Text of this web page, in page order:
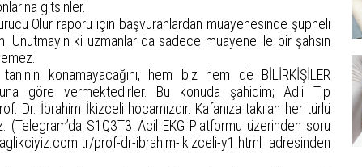
gitsinler.
Olur raporu için başvuranlardan muayenesinde şüpheli
Unutmayın ki uzmanlar da sadece muayene ile bir şahsın
konamayacağını, hem biz hem de BİLİRKİŞİLER
göre vermektedirler. Bu konuda şahidim; Adli Tıp
Dr. İbrahim İkizceli hocamızdır. Kafanıza takılan her türlü
(Telegram’da S1Q3T3 Acil EKG Platformu üzerinden soru
prof-dr-ibrahim-ikizceli-y1.html
adresinden